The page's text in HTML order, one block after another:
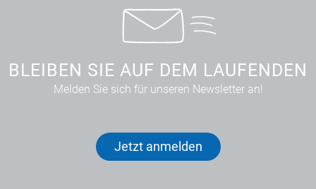
BLEIBEN SIE AUF DEM LAUFENDEN
Melden Sie sich für unseren Newsletter an!
Jetzt anmelden